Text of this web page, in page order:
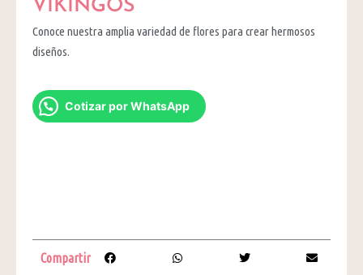
VIKINGOS
Conoce nuestra amplia variedad de flores para crear hermosos
diseños.
Cotizar por WhatsApp
Compartir